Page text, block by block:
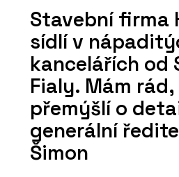
Stavební firma
sídlí v
kancelářích od
Fialy. Mám
přemýšlí o
generální
Šimon